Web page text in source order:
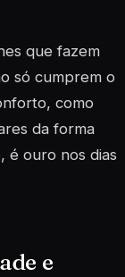
que fazem
só cumprem o
como
da forma
é ouro nos dias
e